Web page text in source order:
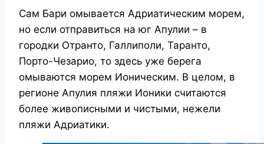
Сам Бари омывается Адриатическим морем,
но если отправиться на юг Апулии – в
городки Отранто, Галлиполи, Таранто,
Порто-Чезарио, то здесь уже берега
омываются морем Ионическим. В целом, в
регионе Апулия пляжи Ионики считаются
более живописными и чистыми, нежели
пляжи Адриатики.